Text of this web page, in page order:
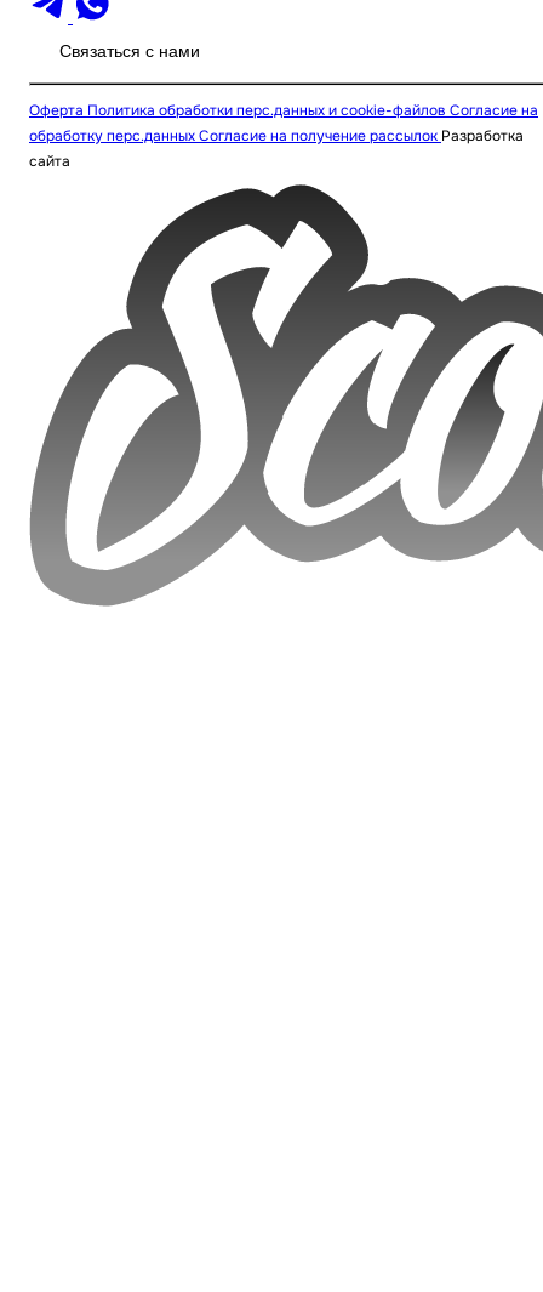
Связаться с нами
Оферта Политика обработки перс.данных и cookie-файлов Согласие на
обработку перс.данныхСогласие на получение рассылок Разработка
сайта